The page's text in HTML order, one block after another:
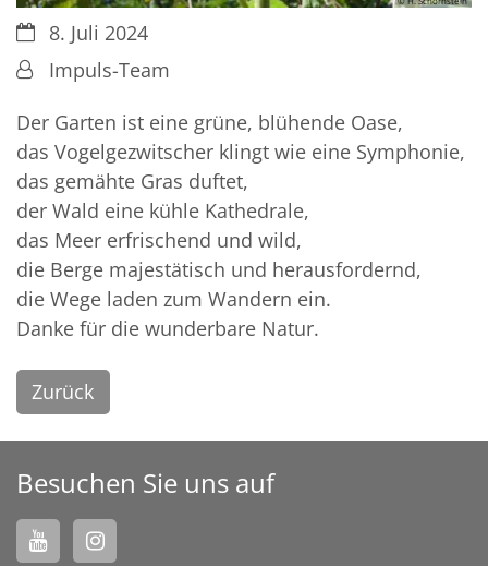
Datum:8. Juli 2024
Von:Impuls-Team
Der Garten ist eine grüne, blühende Oase,
das Vogelgezwitscher klingt wie eine Symphonie,
das gemähte Gras duftet,
der Wald eine kühle Kathedrale,
das Meer erfrischend und wild,
die Berge majestätisch und herausfordernd,
die Wege laden zum Wandern ein.
Danke für die wunderbare Natur.
Zurück
Besuchen Sie uns auf